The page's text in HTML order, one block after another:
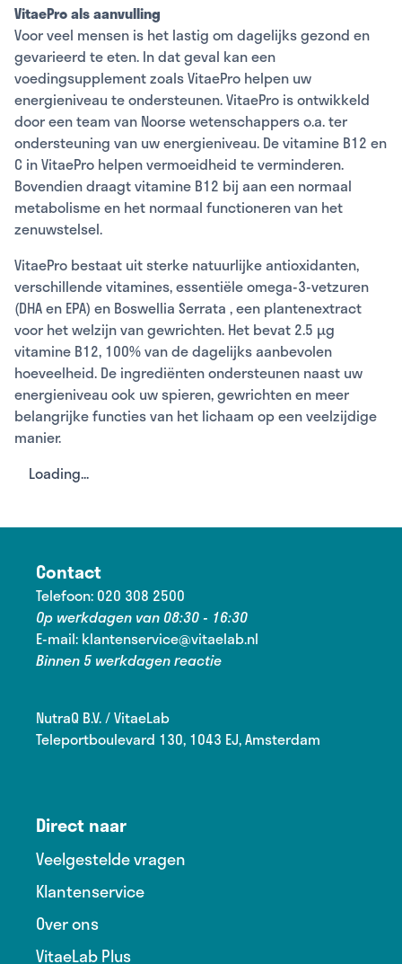
VitaePro als aanvulling
Voor veel mensen is het lastig om dagelijks gezond en
gevarieerd te eten. In dat geval kan een
voedingsupplement zoals VitaePro helpen uw
energieniveau te ondersteunen. VitaePro is ontwikkeld
door een team van Noorse wetenschappers o.a. ter
ondersteuning van uw energieniveau. De vitamine B12 en
C in VitaePro helpen vermoeidheid te verminderen.
Bovendien draagt vitamine B12 bij aan een normaal
metabolisme en het normaal functioneren van het
zenuwstelsel.
VitaePro bestaat uit sterke natuurlijke antioxidanten,
verschillende vitamines, essentiële omega-3-vetzuren
(DHA en EPA) en Boswellia Serrata , een plantenextract
voor het welzijn van gewrichten. Het bevat 2.5 µg
vitamine B12, 100% van de dagelijks aanbevolen
hoeveelheid. De ingrediënten ondersteunen naast uw
energieniveau ook uw spieren, gewrichten en meer
belangrijke functies van het lichaam op een veelzijdige
manier.
Loading...
Contact
Telefoon: 020 308 2500
Op werkdagen van 08:30 - 16:30
E-mail: klantenservice@vitaelab.nl
Binnen 5 werkdagen reactie
NutraQ B.V. / VitaeLab
Teleportboulevard 130, 1043 EJ, Amsterdam
Direct naar
Veelgestelde vragen
Klantenservice
Over ons
VitaeLab Plus